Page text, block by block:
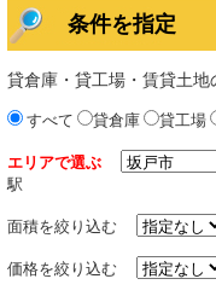
条件を指定
貸倉庫・貸工場・賃貸土
すべて 貸倉庫 貸工場
エリアで選ぶ
駅
面積を絞り込む
価格を絞り込む